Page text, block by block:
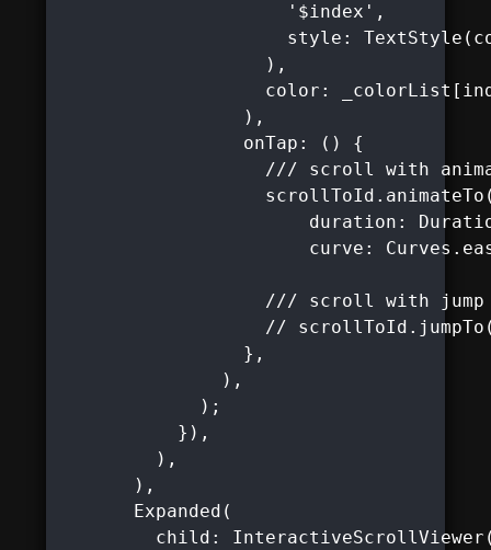
                     '$index',
style:
                   ),
color:
                 ),
                 onTap: () {
/// scroll with
duration:
curve:
                   /// scroll with jump
//
                 },
               ),
             );
           }),
         ),
       ),
       Expanded(
child: